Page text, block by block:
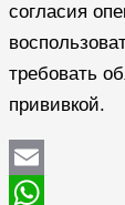
согласия
требовать
прививкой.
Email